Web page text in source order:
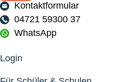
Kontaktformular
04721 59300 37
WhatsApp
Login